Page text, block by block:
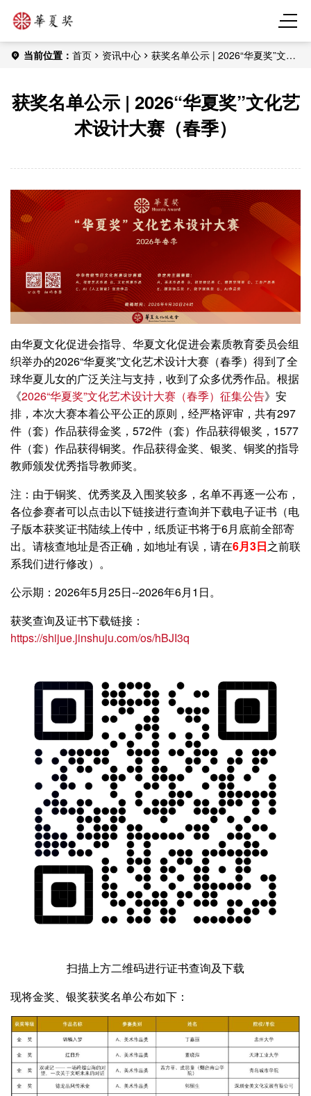
当前位置： 首页 资讯中心
获奖名单公示 | 2026“华夏奖”文化
获奖名单公示 | 2026“华夏奖”文化艺
术设计大赛（春季）
由华夏文化促进会指导、华夏文化促进会素质教育委员会组
织举办的2026“华夏奖”文化艺术设计大赛（春季）得到了全
球华夏儿女的广泛关注与支持，收到了众多优秀作品。根据
《2026“华夏奖”文化艺术设计大赛（春季）征集公告》安
排，本次大赛本着公平公正的原则，经严格评审，共有297
件（套）作品获得金奖，572件（套）作品获得银奖，1577
件（套）作品获得铜奖。作品获得金奖、银奖、铜奖的指导
教师颁发优秀指导教师奖。
注：由于铜奖、优秀奖及入围奖较多，名单不再逐一公布，
各位参赛者可以点击以下链接进行查询并下载电子证书（电
子版本获奖证书陆续上传中，纸质证书将于6月底前全部寄
出。请核查地址是否正确，如地址有误，请在6月3日之前联
系我们进行修改）。
​​公示期：2026年5月25日--2026年6月1日。
获奖查询及证书下载链接：
https://shijue.jinshuju.com/os/hBJI3q
扫描上方二维码进行证书查询及下载
现将金奖、银奖获奖名单公布如下：